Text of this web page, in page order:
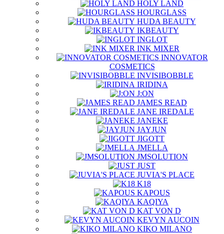
HOLY LAND
HOURGLASS
HUDA BEAUTY
IKBEAUTY
INGLOT
INK MIXER
INNOVATOR
COSMETICS
INVISIBOBBLE
IRIDINA
J:ON
JAMES READ
JANE IREDALE
JANEKE
JAYJUN
JIGOTT
JMELLA
JMSOLUTION
JUST
JUVIA'S PLACE
K18
KAPOUS
KAQIYA
KAT VON D
KEVYN AUCOIN
KIKO MILANO